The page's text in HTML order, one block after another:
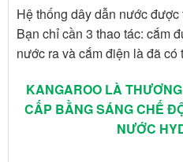
Hệ thống dây dẫn nước
Bạn chỉ cần 3 thao tác: cắm
nước ra và cắm điện là đã
KANGAROO LÀ
CẤP BẰNG SÁNG CHẾ
NƯỚC